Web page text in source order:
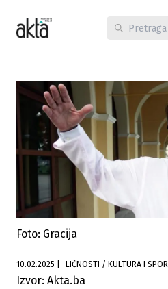
Foto: Gracija
10.02.2025 LIČNOSTI / KULTURA I
Izvor: Akta.ba